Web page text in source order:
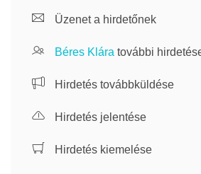
Üzenet a hirdetőnek
Béres Klára további
Hirdetés továbbküldése
Hirdetés jelentése
Hirdetés kiemelése